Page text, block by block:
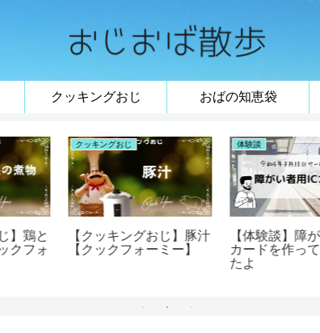
クッキングおじ おばの知恵袋
おじおば散歩
【おじおば散歩】本厄夫
婦が神田明神ではじめて
おばの知恵袋
【おばの知恵袋】布団の
ままでリクライニングベ
ッドにする方法